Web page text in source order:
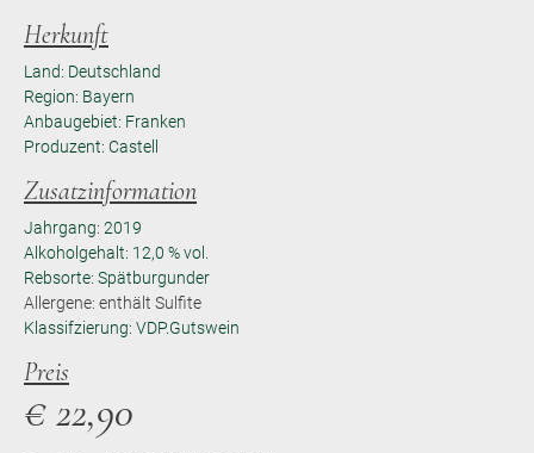
Herkunft
Land: Deutschland
Region: Bayern
Anbaugebiet: Franken
Produzent: Castell
Zusatzinformation
Jahrgang: 2019
Alkoholgehalt: 12,0 % vol.
Rebsorte: Spätburgunder
Allergene: enthält Sulfite
Klassifzierung: VDP.Gutswein
Preis
€22,90